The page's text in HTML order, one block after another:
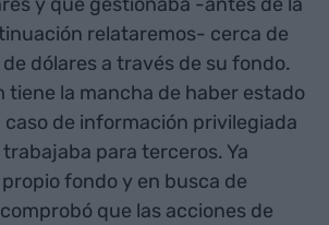
relataremos- cerca de
dólares a través de su fondo.
tiene la mancha de haber estado
de información privilegiada
para terceros. Ya
fondo y en busca de
que las acciones de